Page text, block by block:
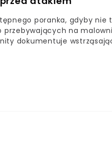
poranka, gdyby nie
na
dokumentuje